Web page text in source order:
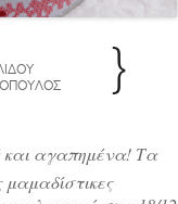
}
και αγαπημένα! Τα